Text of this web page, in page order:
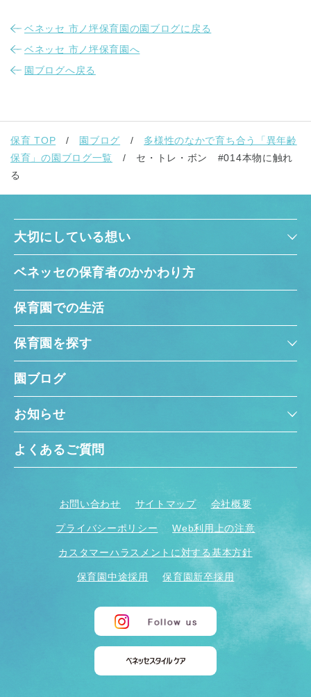
ベネッセ 市ノ坪保育園の園ブログに戻る
ベネッセ 市ノ坪保育園へ
園ブログへ戻る
保育 TOP 園ブログ
多様性のなかで育ち合う「異年齢
保育」の園ブログ一覧
セ・トレ・ボン #014本物に触れ
る
大切にしている想い
ベネッセの保育者のかかわり方
保育園での生活
保育園を探す
園ブログ
お知らせ
よくあるご質問
お問い合わせ サイトマップ 会社概要
プライバシーポリシー Web利用上の注意
カスタマーハラスメントに対する基本方針
保育園中途採用 保育園新卒採用